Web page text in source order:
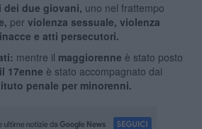
due giovani, uno nel frattempo
per violenza sessuale, violenza
e atti persecutori.
mentre il maggiorenne è stato posto
il 17enne è stato accompagnato dai
penale per minorenni.